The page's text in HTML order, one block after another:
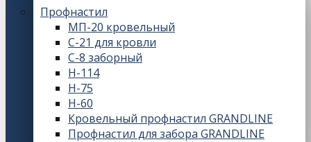
Профнастил
МП-20 кровельный
С-21 для кровли
С-8 заборный
Н-114
Н-75
Н-60
Кровельный профнастил GRANDLINE
Профнастил для забора GRANDLINE